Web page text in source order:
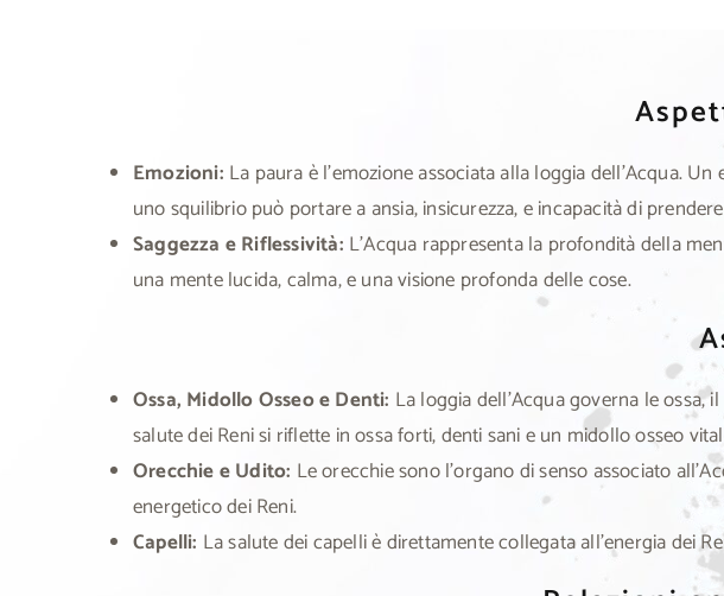
Emozioni: La paura è l’emozione associata alla loggia dell’Acqua.
uno squilibrio può portare a ansia, insicurezza, e incapacità di
Saggezza e Riflessività: L’Acqua rappresenta la profondità della
una mente lucida, calma, e una visione profonda delle cose.
Ossa, Midollo Osseo e Denti: La loggia dell’Acqua governa le
salute dei Reni si riflette in ossa forti, denti sani e un midollo osseo
Orecchie e Udito: Le orecchie sono l’organo di senso associato
energetico dei Reni.
Capelli: La salute dei capelli è direttamente collegata all’energia dei